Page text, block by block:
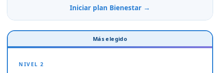
Iniciar plan Bienestar →
Más elegido
NIVEL 2